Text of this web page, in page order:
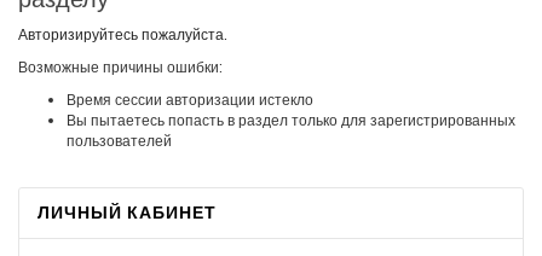
Авторизируйтесь пожалуйста.
Возможные причины ошибки:
Время сессии авторизации истекло
Вы пытаетесь попасть в раздел только для зарегистрированных
пользователей
ЛИЧНЫЙ КАБИНЕТ